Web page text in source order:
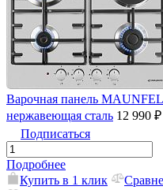
Варочная панель
нержавеющая сталь 12 990 ₽
Подписаться
Подробнее
Купить в 1 клик